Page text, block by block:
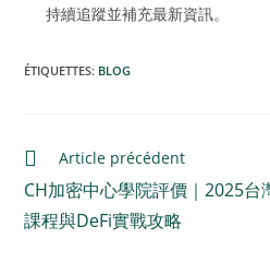
持續追蹤並補充最新資訊。
ÉTIQUETTES: BLOG
Article précédent
CH加密中心學院評價｜2025台
課程與DeFi實戰攻略